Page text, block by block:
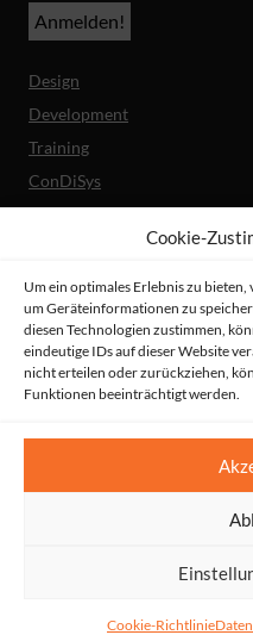
Cookie-
Um ein optimales Erlebnis zu
um Geräteinformationen zu
diesen Technologien zustimmen,
eindeutige IDs auf dieser Website
nicht erteilen oder zurückziehen,
Funktionen beeinträchtigt werden.
Cookie-Richtlinie
Design
Development
Training
ConDiSys
Barrierefreiheit
Mobile Lösungen
Unternehmen
Referenzen
Aktuelles
© HeiReS GmbH
AGBs|